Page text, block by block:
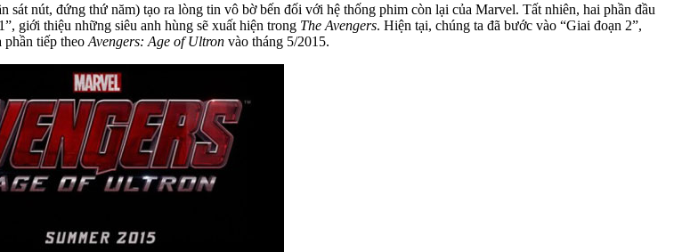
sát nút, đứng thứ năm) tạo ra lòng tin vô bờ bến đối với hệ thống phim còn lại của Marvel. Tất nhiên, hai phần đầu
giới thiệu những siêu anh hùng sẽ xuất hiện trong The Avengers. Hiện tại, chúng ta đã bước vào “Giai đoạn 2”,
phần tiếp theo Avengers: Age of Ultron vào tháng 5/2015.